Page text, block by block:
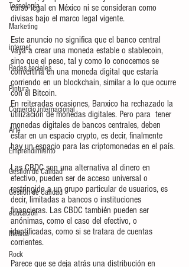
Tecnología
Marketing
internet
Redes sociales
Pintura
Comercio internacional
Arte
Emprendimiento
Gestión de Calidad
Gestión de Calidad
educación
Música
Rock
curso legal en México ni se consideran como
divisas bajo el marco legal vigente.
Este anuncio no significa que el banco central
vaya a crear una moneda estable o stablecoin,
sino que el peso, tal y como lo conocemos se
convertiría en una moneda digital que estaría
corriendo en un blockchain, similar a lo que ocurre
con el Bitcoin.
En reiteradas ocasiones, Banxico ha rechazado la
utilización de monedas digitales. Pero para  tener
monedas digitales de bancos centrales, deben
estar en un espacio crypto, es decir, finalmente
hay un espacio para las criptomonedas en el país.
Las CBDC son una alternativa al dinero en
efectivo, pueden ser de acceso universal o
restringido a un grupo particular de usuarios, es
decir, limitadas a bancos o instituciones
financieras. Las CBDC también pueden ser
anónimas, como el caso del efectivo, o
identificadas, como si se tratara de cuentas
corrientes.
Parece que se deja atrás una distribución en